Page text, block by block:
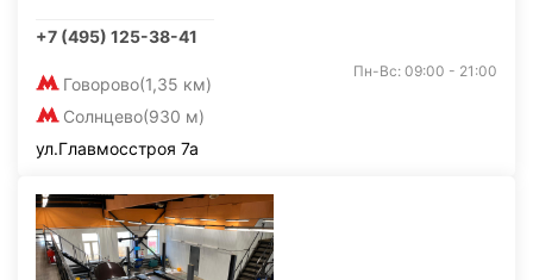
+7 (495) 125-38-41
Говорово(1,35 км)
Солнцево(930 м)
Пн-Вс: 09:00 - 21:00
ул.Главмосстроя 7а